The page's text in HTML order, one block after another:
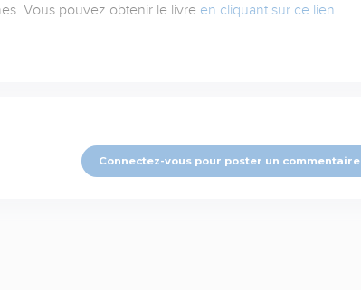
Vous pouvez obtenir le livre en cliquant sur ce lien.
Connectez-vous pour poster un commentaire